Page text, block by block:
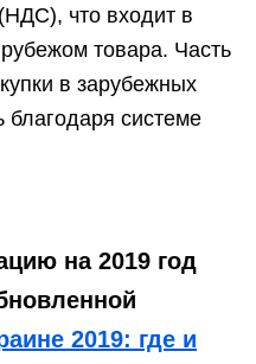
что входит в
товара. Часть
в зарубежных
благодаря системе
на 2019 год
2019: где и